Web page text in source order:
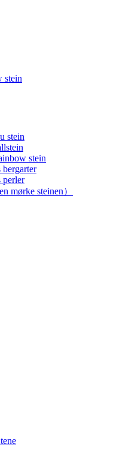
stein
stein
stein
bergarter
perler
mørke steinen）